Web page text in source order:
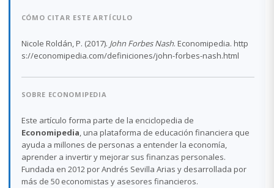
CÓMO CITAR ESTE ARTÍCULO
Nicole Roldán, P. (2017). John Forbes Nash. Economipedia. http
s://economipedia.com/definiciones/john-forbes-nash.html
SOBRE ECONOMIPEDIA
Este artículo forma parte de la enciclopedia de
Economipedia, una plataforma de educación financiera que
ayuda a millones de personas a entender la economía,
aprender a invertir y mejorar sus finanzas personales.
Fundada en 2012 por Andrés Sevilla Arias y desarrollada por
más de 50 economistas y asesores financieros.